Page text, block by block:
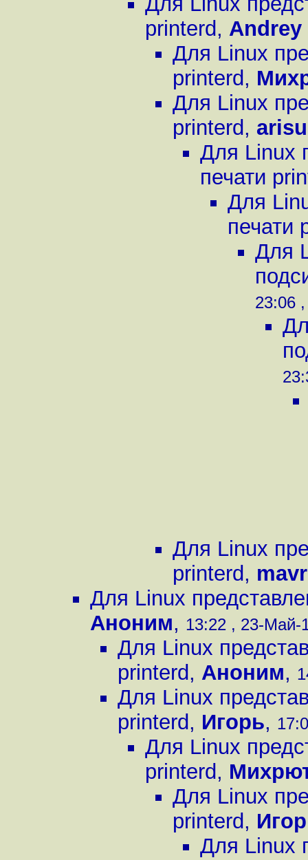
printerd,
Для Linux
printerd,
Для Linux
printerd, arisu
Для Linux
печати
Для
печати
Для
23:06
Для Linux
printerd,
Для Linux
Аноним, 13:22 , 23-Май-
Для Linux
printerd, Аноним,
Для Linux
printerd, Игорь,
Для Linux
printerd,
Для Linux
printerd,
Для Linux